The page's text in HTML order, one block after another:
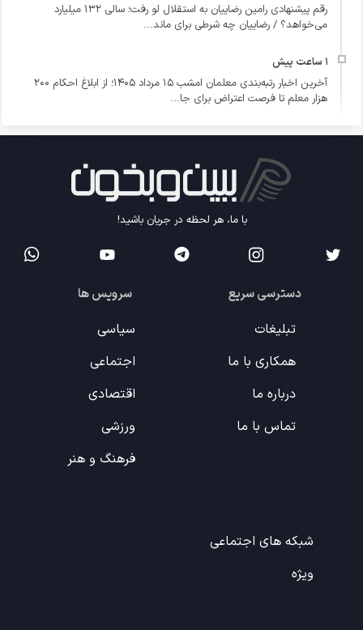
رقم پیشنهادی رامین رضاییان به استقلال لو رفت؛ سالی ۱۳۲ میلیارد
می‌خواهد؟ / رضاییان چه شرطی برای ماند...
آخرین اخبار رتبه‌بندی معلمان امشب ۱۵ مرداد ۱۴۰۵؛ از ابلاغ احکام ۲۰۰
هزار معلم تا فرصت اعتراض برای جا...
با ما، هر لحظه در جریان باشید!
دسترسی سریع
تبلیغات
همکاری با ما
درباره ما
تماس با ما
سرویس ها
سیاسی
اجتماعی
اقتصادی
ورزشی
فرهنگ و هنر
شبکه های اجتماعی
ویژه